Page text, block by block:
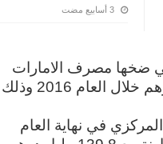
‏3 أسابيع مضت
ضخها مصرف الامارات
المركزي في السوق من خلال البنوك بلغ 31.6 مليار درهم خلال العام 2016 وذلك
في نهاية العام